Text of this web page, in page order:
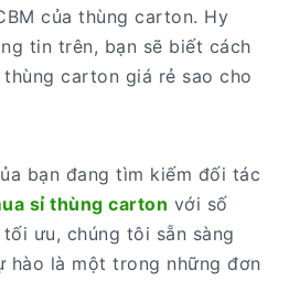
của thùng carton. Hy
tin trên, bạn sẽ biết cách
carton giá rẻ sao cho
bạn đang tìm kiếm đối tác
sỉ thùng carton với số
ưu, chúng tôi sẵn sàng
hào là một trong những đơn